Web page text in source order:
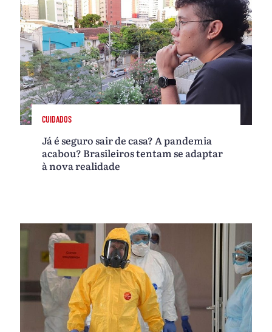
CUIDADOS
Já é seguro sair de casa? A pandemia
acabou? Brasileiros tentam se adaptar
à nova realidade